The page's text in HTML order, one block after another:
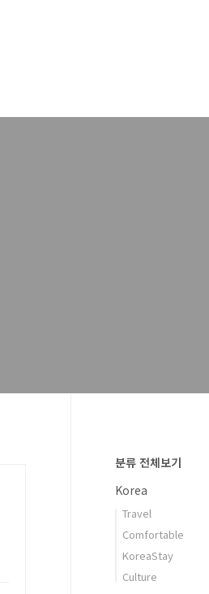
분류 전체보기
Korea
Travel
Comfortable
KoreaStay
Culture